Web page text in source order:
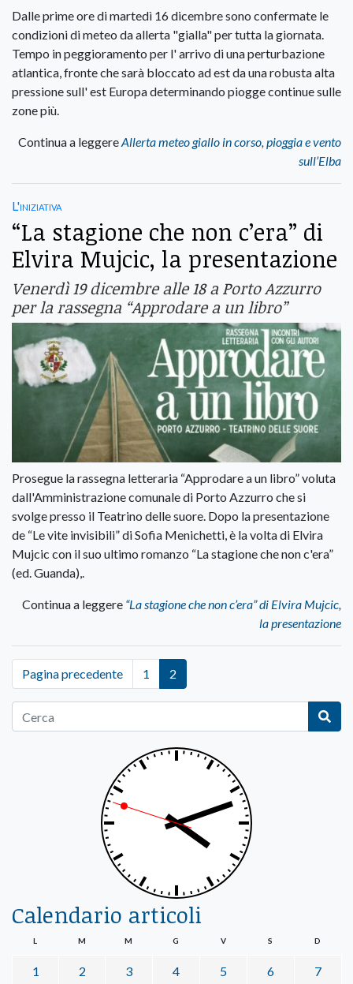
Dalle prime ore di martedì 16 dicembre sono confermate le
condizioni di meteo da allerta "gialla" per tutta la giornata.
Tempo in peggioramento per l' arrivo di una perturbazione
atlantica, fronte che sarà bloccato ad est da una robusta alta
pressione sull' est Europa determinando piogge continue sulle
zone più.
Continua a leggereAllerta meteo giallo in corso, pioggia e vento
sull’Elba
L'iniziativa
“La stagione che non c’era” di
Elvira Mujcic, la presentazione
Venerdì 19 dicembre alle 18 a Porto Azzurro
per la rassegna “Approdare a un libro”
Prosegue la rassegna letteraria “Approdare a un libro” voluta
dall'Amministrazione comunale di Porto Azzurro che si
svolge presso il Teatrino delle suore. Dopo la presentazione
de “Le vite invisibili” di Sofia Menichetti, è la volta di Elvira
Mujcic con il suo ultimo romanzo “La stagione che non c'era”
(ed. Guanda),.
Continua a leggere “La stagione che non c’era” di Elvira Mujcic,
la presentazione
Pagina precedente 1 2
Calendario articoli
L M M G V S D
1 2 3 4 5 6 7